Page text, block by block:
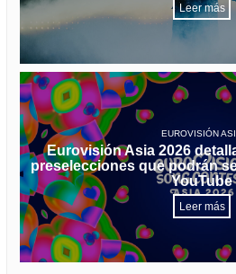
Leer más
EUROVISIÓN
Eurovisión Asia 2026
preselecciones que podrán
YouTube
Leer más